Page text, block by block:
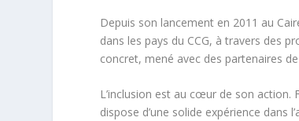
Depuis son lancement en 2011 au
dans les pays du CCG, à travers des
concret, mené avec des partenaires
L’inclusion est au cœur de son
dispose d’une solide expérience dans